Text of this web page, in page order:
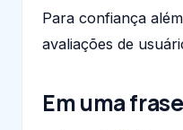
Para confiança
avaliações de
Em uma frase